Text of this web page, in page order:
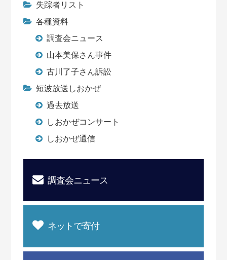
失踪者リスト
各種資料
調査会ニュース
山本美保さん事件
古川了子さん訴訟
短波放送しおかぜ
過去放送
しおかぜコンサート
しおかぜ通信
調査会ニュース
ネットで寄付